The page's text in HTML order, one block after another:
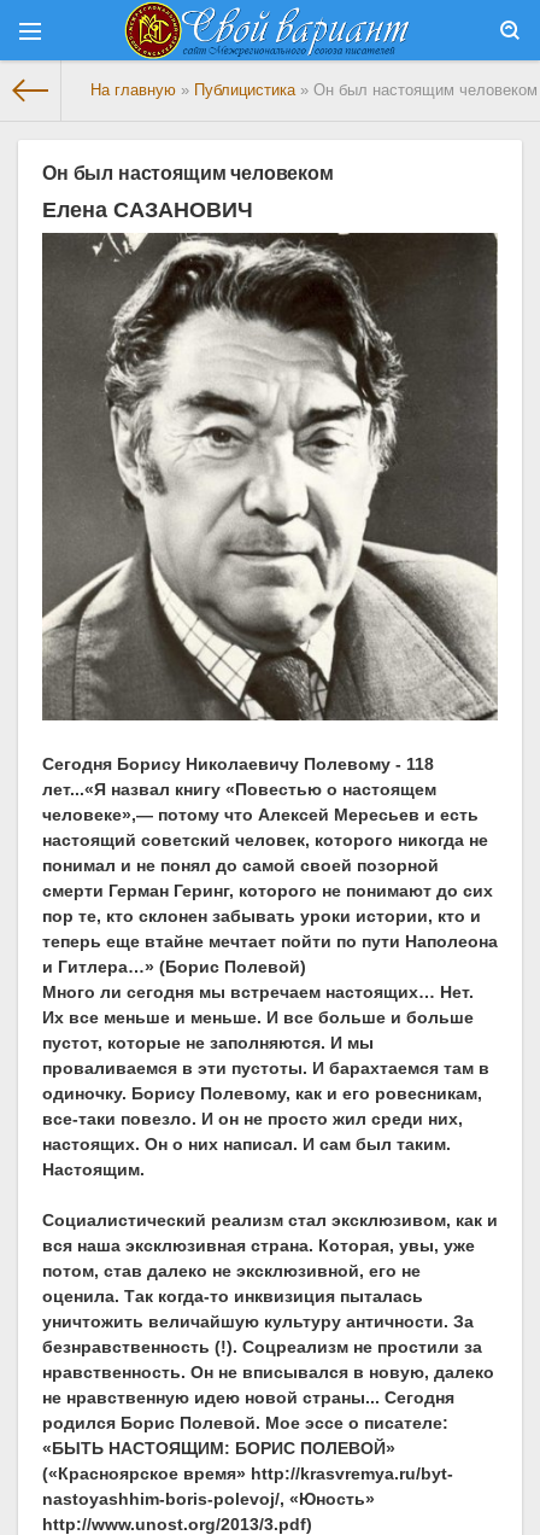
На главную » Публицистика» Он был настоящим человеком
Он был настоящим человеком
Елена САЗАНОВИЧ
Сегодня Борису Николаевичу Полевому - 118
лет...«Я назвал книгу «Повестью о настоящем
человеке»,— потому что Алексей Мересьев и есть
настоящий советский человек, которого никогда не
понимал и не понял до самой своей позорной
смерти Герман Геринг, которого не понимают до сих
пор те, кто склонен забывать уроки истории, кто и
теперь еще втайне мечтает пойти по пути Наполеона
и Гитлера…» (Борис Полевой)
Много ли сегодня мы встречаем настоящих… Нет.
Их все меньше и меньше. И все больше и больше
пустот, которые не заполняются. И мы
проваливаемся в эти пустоты. И барахтаемся там в
одиночку. Борису Полевому, как и его ровесникам,
все-таки повезло. И он не просто жил среди них,
настоящих. Он о них написал. И сам был таким.
Настоящим.
Социалистический реализм стал эксклюзивом, как и
вся наша эксклюзивная страна. Которая, увы, уже
потом, став далеко не эксклюзивной, его не
оценила. Так когда-то инквизиция пыталась
уничтожить величайшую культуру античности. За
безнравственность (!). Соцреализм не простили за
нравственность. Он не вписывался в новую, далеко
не нравственную идею новой страны... Сегодня
родился Борис Полевой. Мое эссе о писателе:
«БЫТЬ НАСТОЯЩИМ: БОРИС ПОЛЕВОЙ»
(«Красноярское время» http://krasvremya.ru/byt-
nastoyashhim-boris-polevoj/, «Юность»
http://www.unost.org/2013/3.pdf)